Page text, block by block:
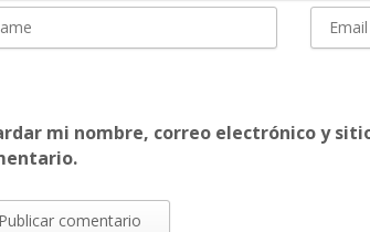
mi nombre, correo electrónico y